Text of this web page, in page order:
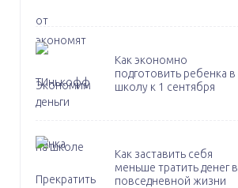
Как экономно
подготовить ребенка в
школу к 1 сентября
Как заставить себя
меньше тратить денег в
повседневной жизни